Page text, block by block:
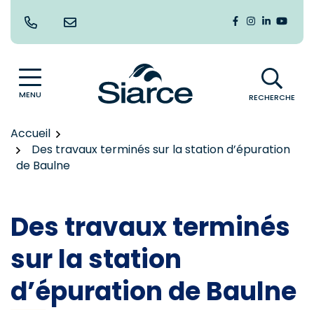
contenu
Lien vers le
Lien vers le
Lien vers
Lien
MENU RECHERCHE
Accueil
Des travaux terminés sur la station d’épuration
de Baulne
Des travaux terminés
sur la station
d’épuration de Baulne